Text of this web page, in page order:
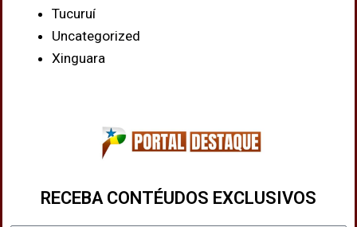
Tucuruí
Uncategorized
Xinguara
RECEBA CONTÉUDOS EXCLUSIVOS